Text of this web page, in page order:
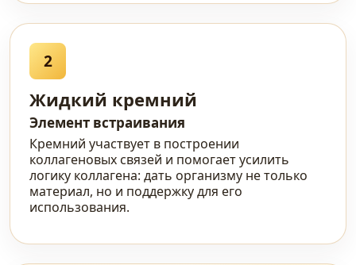
2
Жидкий кремний
Элемент встраивания
Кремний участвует в построении
коллагеновых связей и помогает усилить
логику коллагена: дать организму не только
материал, но и поддержку для его
использования.